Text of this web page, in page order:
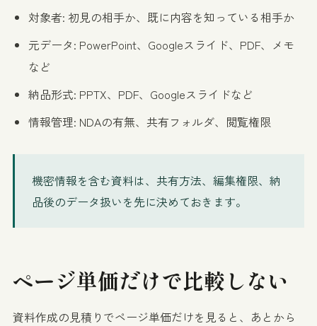
対象者: 初見の相手か、既に内容を知っている相手か
元データ: PowerPoint、Googleスライド、PDF、メモ
など
納品形式: PPTX、PDF、Googleスライドなど
情報管理: NDAの有無、共有フォルダ、閲覧権限
機密情報を含む資料は、共有方法、編集権限、納
品後のデータ扱いを先に決めておきます。
ページ単価だけで比較しない
資料作成の見積りでページ単価だけを見ると、あとから